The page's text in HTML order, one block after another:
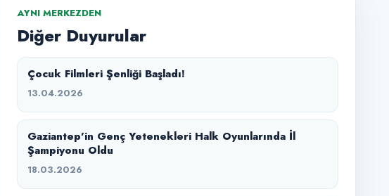
AYNI MERKEZDEN
Diğer Duyurular
Çocuk Filmleri Şenliği Başladı!
13.04.2026
Gaziantep’in Genç Yetenekleri Halk Oyunlarında İl
Şampiyonu Oldu
18.03.2026